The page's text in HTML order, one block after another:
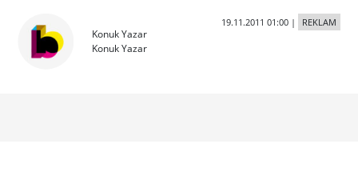
Konuk Yazar
Konuk Yazar
19.11.2011 01:00| REKLAM